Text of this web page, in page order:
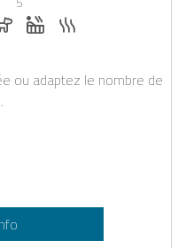
demande
réservable chez
sur demande
Chiens autorisés
Jacuzzi
ou adaptez le nombre de